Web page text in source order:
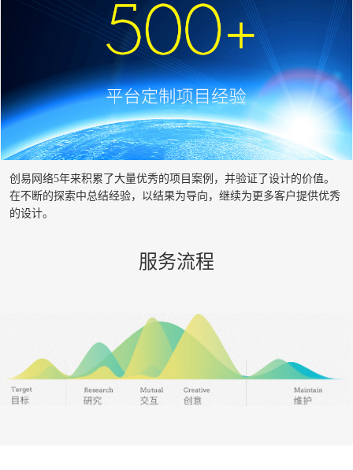
创易网络5年来积累了大量优秀的项目案例，并验证了设计的价值。
在不断的探索中总结经验，以结果为导向，继续为更多客户提供优秀
的设计。
服务流程